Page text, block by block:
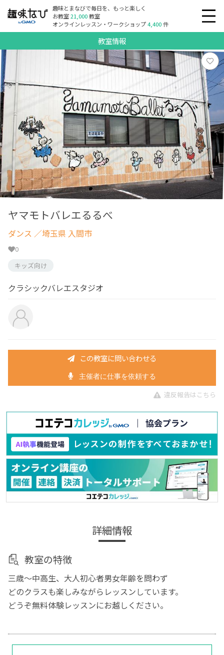
趣味とまなびで毎日を、もっと楽しく
お教室21,000教室
オンラインレッスン・ワークショップ4,400件
教室情報
ヤマモトバレエるるべ
ダンス ／埼玉県 入間市
0
キッズ向け
クラシックバレエスタジオ
この教室に問い合わせる
主催者に仕事を依頼する
違反報告はこちら
詳細情報
教室の特徴
三歳〜中高生、大人初心者男女年齢を問わず
どのクラスも楽しみながらレッスンしています。
どうぞ無料体験レッスンにお越しください。